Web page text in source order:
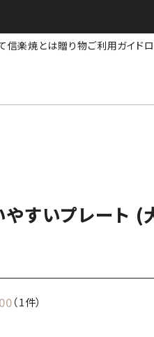
信楽焼とは贈り物ご利用ガイド
やすいプレート (
（1件）